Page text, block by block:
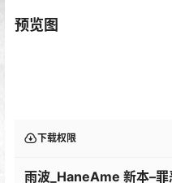
预览图
下载权限
雨波_HaneAme 新本–